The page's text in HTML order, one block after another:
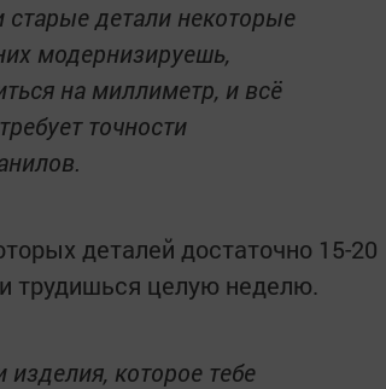
детали некоторые
модернизируешь,
на миллиметр, и всё
точности
деталей достаточно 15-20
трудишься целую неделю.
которое тебе